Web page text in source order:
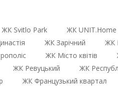
ЖК Svitlo Park ЖК UNIT.Home
ЖК Зарічний ЖК
ЖК Місто квітів
ЖК Ревуцький ЖК
ЖК Французький квартал